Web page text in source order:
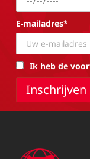
E-mailadres*
Ik heb de